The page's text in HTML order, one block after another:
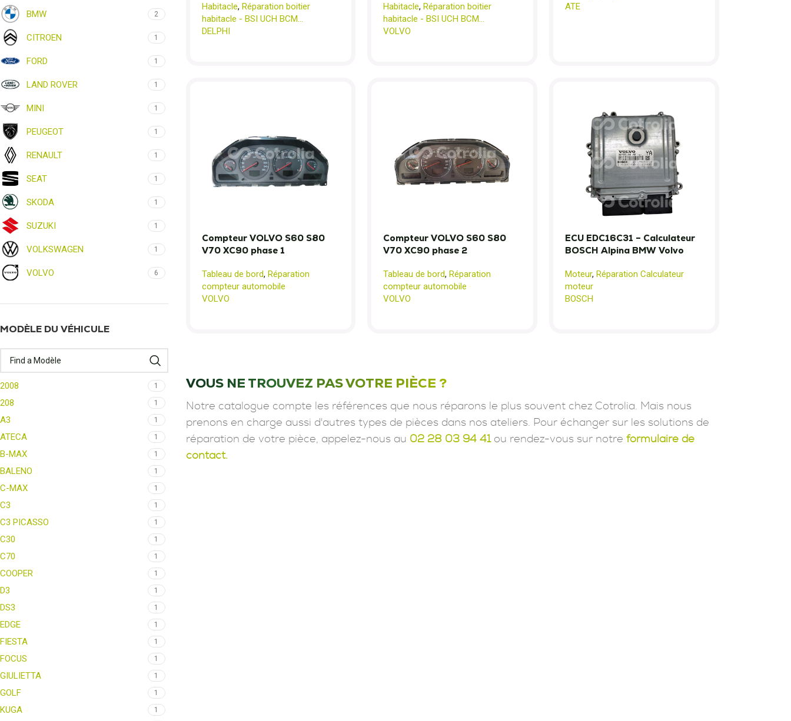
BMW 2
CITROEN 1
FORD 1
LAND ROVER 1
MINI 1
PEUGEOT 1
RENAULT 1
SEAT 1
SKODA 1
SUZUKI 1
VOLKSWAGEN 1
VOLVO 6
MODÈLE DU VÉHICULE
2008 1
208 1
A3 1
ATECA 1
B-MAX 1
BALENO 1
C-MAX 1
C3 1
C3 PICASSO 1
C30 1
C70 1
COOPER 1
D3 1
DS3 1
EDGE 1
FIESTA 1
FOCUS 1
GIULIETTA 1
GOLF 1
KUGA 1
Habitacle, Réparation boitier
habitacle - BSI UCH BCM...
DELPHI
Habitacle, Réparation boitier
habitacle - BSI UCH BCM...
VOLVO
ATE
Compteur VOLVO S60 S80
V70 XC90 phase 1
Tableau de bord, Réparation
compteur automobile
VOLVO
Compteur VOLVO S60 S80
V70 XC90 phase 2
Tableau de bord, Réparation
compteur automobile
VOLVO
ECU EDC16C31 – Calculateur
BOSCH Alpina BMW Volvo
Moteur, Réparation Calculateur
moteur
BOSCH
VOUS NE TROUVEZ PAS VOTRE PIÈCE ?
Notre catalogue compte les références que nous réparons le plus souvent chez Cotrolia. Mais nous
prenons en charge aussi d'autres types de pièces dans nos ateliers. Pour échanger sur les solutions de
réparation de votre pièce, appelez-nous au 02 28 03 94 41ou rendez-vous sur notre formulaire de
contact.